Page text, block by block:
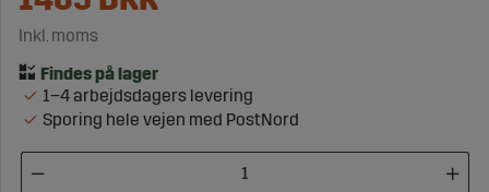
Inkl. moms
1–4 arbejdsdagers levering
Sporing hele vejen med PostNord